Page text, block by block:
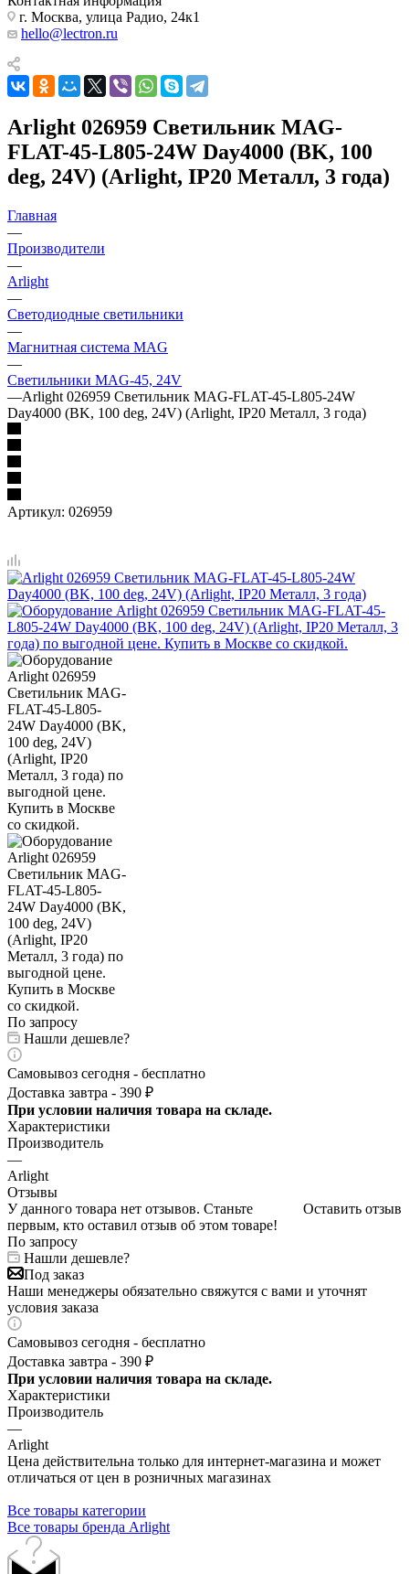
г. Москва, улица Радио, 24к1
hello@lectron.ru
Arlight 026959 Светильник MAG-
FLAT-45-L805-24W Day4000 (BK, 100
deg, 24V) (Arlight, IP20 Металл, 3 года)
Главная
—
Производители
—
Arlight
—
Светодиодные светильники
—
Магнитная система MAG
—
Светильники MAG-45, 24V
—Arlight 026959 Светильник MAG-FLAT-45-L805-24W
Day4000 (BK, 100 deg, 24V) (Arlight, IP20 Металл, 3 года)
Артикул: 026959
По запросу
Нашли дешевле?
Самовывоз сегодня - бесплатно
Доставка завтра - 390 ₽
При условии наличия товара на складе.
Характеристики
Производитель
—
Arlight
Отзывы
Оставить отзыв
У данного товара нет отзывов. Станьте
первым, кто оставил отзыв об этом товаре!
По запросу
Нашли дешевле?
Под заказ
Наши менеджеры обязательно свяжутся с вами и уточнят
условия заказа
Самовывоз сегодня - бесплатно
Доставка завтра - 390 ₽
При условии наличия товара на складе.
Характеристики
Производитель
—
Arlight
Цена действительна только для интернет-магазина и может
отличаться от цен в розничных магазинах
Все товары категории
Все товары бренда Arlight